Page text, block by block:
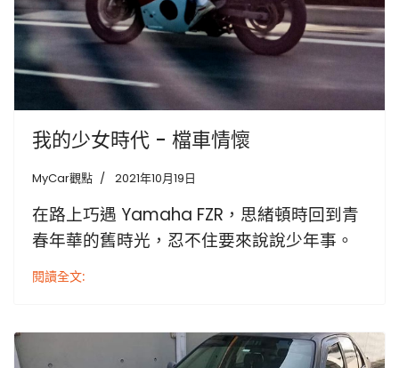
我的少女時代 - 檔車情懷
MyCar觀點 2021年10月19日
在路上巧遇 Yamaha FZR，思緒頓時回到青
春年華的舊時光，忍不住要來說說少年事。
閱讀全文: